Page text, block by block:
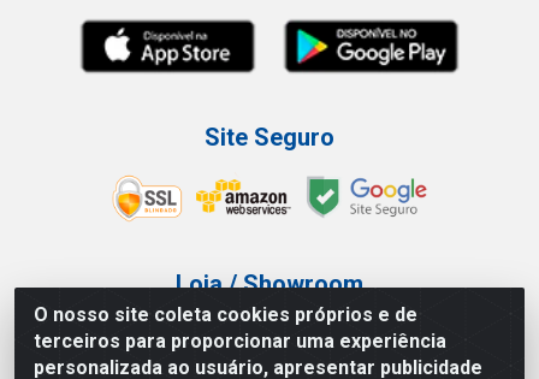
O nosso site coleta cookies próprios e de
terceiros para proporcionar uma experiência
personalizada ao usuário, apresentar publicidade
Site Seguro
Loja / Showroom
Tel.: (11) 3227-0546
Av Vautier, 587/597 - Pari - São Paulo/SP